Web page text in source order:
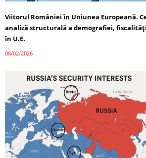
Viitorul României în Uniunea Europeană.
analiză structurală a demografiei,
în U.E.
08/02/2026